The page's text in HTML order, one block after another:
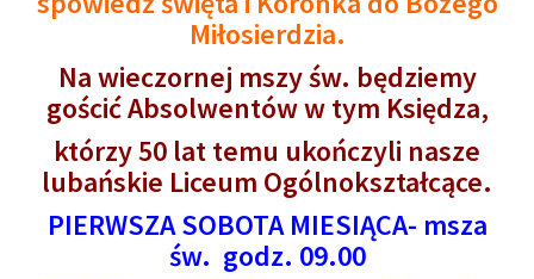
Miłosierdzia.
Na wieczornej mszy św. będziemy
gościć Absolwentów w tym Księdza,
którzy 50 lat temu ukończyli nasze
lubańskie Liceum Ogólnokształcące.
PIERWSZA SOBOTA MIESIĄCA- msza
św. godz. 09.00